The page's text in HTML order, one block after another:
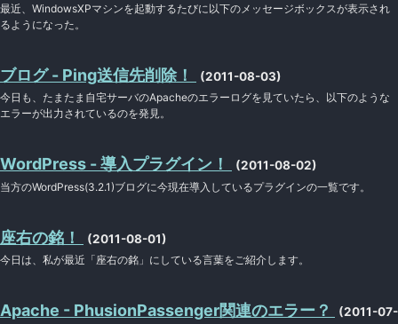
最近、WindowsXPマシンを起動するたびに以下のメッセージボックスが表示され
るようになった。
ブログ - Ping送信先削除！ (2011-08-03)
今日も、たまたま自宅サーバのApacheのエラーログを見ていたら、以下のような
エラーが出力されているのを発見。
WordPress - 導入プラグイン！ (2011-08-02)
当方のWordPress(3.2.1)ブログに今現在導入しているプラグインの一覧です。
座右の銘！ (2011-08-01)
今日は、私が最近「座右の銘」にしている言葉をご紹介します。
Apache - PhusionPassenger関連のエラー？
(2011-07-